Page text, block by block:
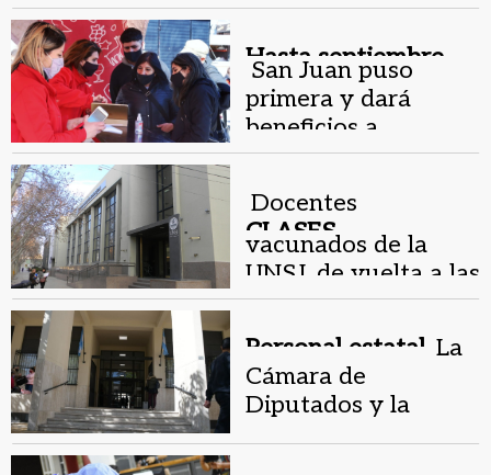
Rivadavia
Hasta septiembre .
San Juan puso
primera y dará
beneficios a
vacunados que
provincia
CLASES
PRESENCIALES.
Docentes
vacunados de la
UNSJ, de vuelta a las
aulas
Personal estatal. La
Cámara de
Diputados y la